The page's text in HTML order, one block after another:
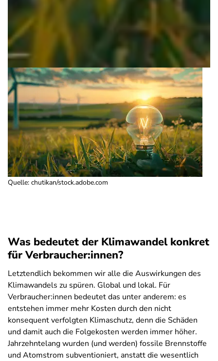
Quelle: chutikan/stock.adobe.com
Was bedeutet der Klimawandel konkret
für Verbraucher:innen?
Letztendlich bekommen wir alle die Auswirkungen des
Klimawandels zu spüren. Global und lokal. Für
Verbraucher:innen bedeutet das unter anderem: es
entstehen immer mehr Kosten durch den nicht
konsequent verfolgten Klimaschutz, denn die Schäden
und damit auch die Folgekosten werden immer höher.
Jahrzehntelang wurden (und werden) fossile Brennstoffe
und Atomstrom subventioniert, anstatt die wesentlich